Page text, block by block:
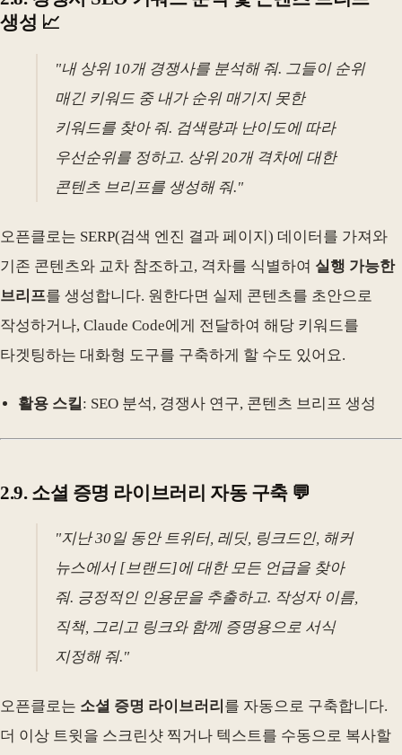
생성 📈
"내 상위 10개 경쟁사를 분석해 줘. 그들이 순위
매긴 키워드 중 내가 순위 매기지 못한
키워드를 찾아 줘. 검색량과 난이도에 따라
우선순위를 정하고. 상위 20개 격차에 대한
콘텐츠 브리프를 생성해 줘."
오픈클로는 SERP(검색 엔진 결과 페이지) 데이터를 가져와
기존 콘텐츠와 교차 참조하고, 격차를 식별하여 실행 가능한
브리프를 생성합니다. 원한다면 실제 콘텐츠를 초안으로
작성하거나, Claude Code에게 전달하여 해당 키워드를
타겟팅하는 대화형 도구를 구축하게 할 수도 있어요.
활용 스킬: SEO 분석, 경쟁사 연구, 콘텐츠 브리프 생성
2.9. 소셜 증명 라이브러리 자동 구축 💬
"지난 30일 동안 트위터, 레딧, 링크드인, 해커
뉴스에서 [브랜드]에 대한 모든 언급을 찾아
줘. 긍정적인 인용문을 추출하고. 작성자 이름,
직책, 그리고 링크와 함께 증명용으로 서식
지정해 줘."
오픈클로는 소셜 증명 라이브러리 를 자동으로 구축합니다.
더 이상 트윗을 스크린샷 찍거나 텍스트를 수동으로 복사할